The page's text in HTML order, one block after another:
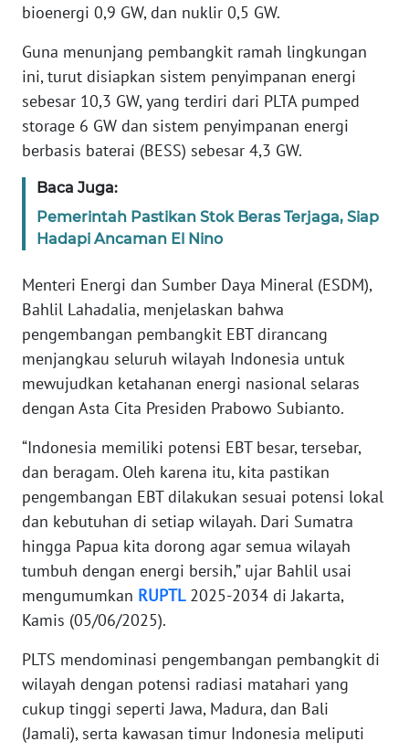
bioenergi 0,9 GW, dan nuklir 0,5 GW.
Guna menunjang pembangkit ramah lingkungan
ini, turut disiapkan sistem penyimpanan energi
sebesar 10,3 GW, yang terdiri dari PLTA pumped
storage 6 GW dan sistem penyimpanan energi
berbasis baterai (BESS) sebesar 4,3 GW.
Baca Juga:
Pemerintah Pastikan Stok Beras Terjaga, Siap
Hadapi Ancaman El Nino
Menteri Energi dan Sumber Daya Mineral (ESDM),
Bahlil Lahadalia, menjelaskan bahwa
pengembangan pembangkit EBT dirancang
menjangkau seluruh wilayah Indonesia untuk
mewujudkan ketahanan energi nasional selaras
dengan Asta Cita Presiden Prabowo Subianto.
“Indonesia memiliki potensi EBT besar, tersebar,
dan beragam. Oleh karena itu, kita pastikan
pengembangan EBT dilakukan sesuai potensi lokal
dan kebutuhan di setiap wilayah. Dari Sumatra
hingga Papua kita dorong agar semua wilayah
tumbuh dengan energi bersih,” ujar Bahlil usai
mengumumkan RUPTL2025-2034 di Jakarta,
Kamis (05/06/2025).
PLTS mendominasi pengembangan pembangkit di
wilayah dengan potensi radiasi matahari yang
cukup tinggi seperti Jawa, Madura, dan Bali
(Jamali), serta kawasan timur Indonesia meliputi
DISCLAIMER
Wahana
Regional
WN
WN
JAKARTA
WN
JABAR
WN
BANTEN
NTT
WN
KEPRI
WN
PAPUA
WN
BARAT
WN
RIAU